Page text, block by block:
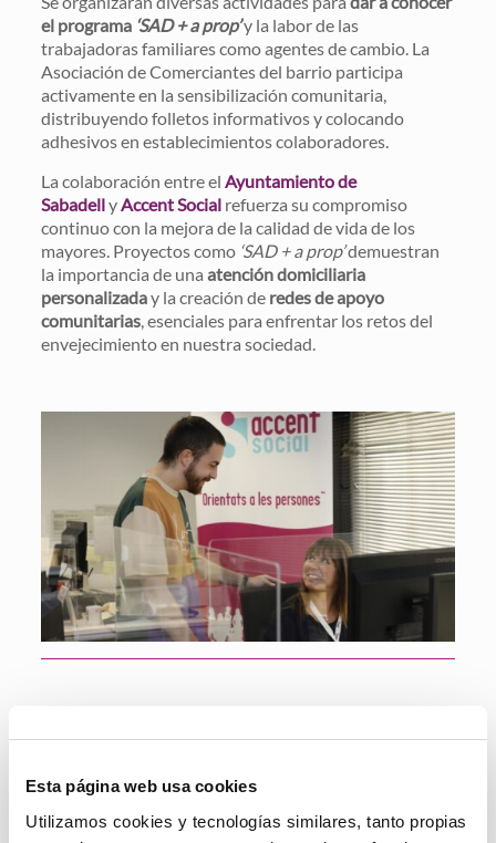
Esta página web usa cookies
Utilizamos cookies y tecnologías similares, tanto propias
el programa ‘SAD + a prop’y la labor de las
trabajadoras familiares como agentes de cambio. La
Asociación de Comerciantes del barrio participa
activamente en la sensibilización comunitaria,
distribuyendo folletos informativos y colocando
adhesivos en establecimientos colaboradores.
La colaboración entre el Ayuntamiento de
Sabadelly Accent Socialrefuerza su compromiso
continuo con la mejora de la calidad de vida de los
mayores. Proyectos como ‘SAD + a prop’demuestran
la importancia de una atención domiciliaria
personalizaday la creación de redes de apoyo
comunitarias, esenciales para enfrentar los retos del
envejecimiento en nuestra sociedad.